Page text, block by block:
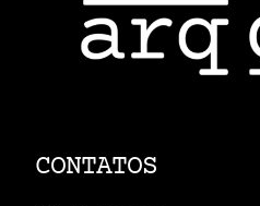
CONTATOS